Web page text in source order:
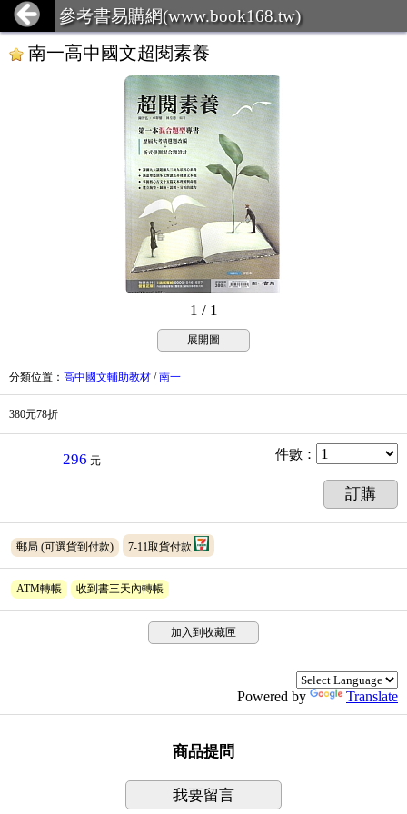
參考書易購網(www.book168.tw)
南一高中國文超閱素養
1 / 1
展開圖
分類位置 ： 高中國文輔助教材 /南一
380元78折
296 元 件數 ：
訂購
郵局 (可選貨到付款) 7-11取貨付款
ATM轉帳 收到書三天內轉帳
加入到收藏匣
Powered by Translate
商品提問
我要留言